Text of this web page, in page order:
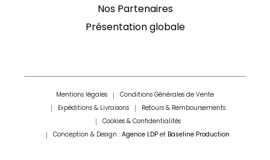
Nos Partenaires
Présentation globale
Mentions légales
Conditions Générales de Vente
Expéditions & Livraisons
Retours & Remboursements
Cookies & Confidentialités
Conception & Design :Agence LDPet Baseline Production